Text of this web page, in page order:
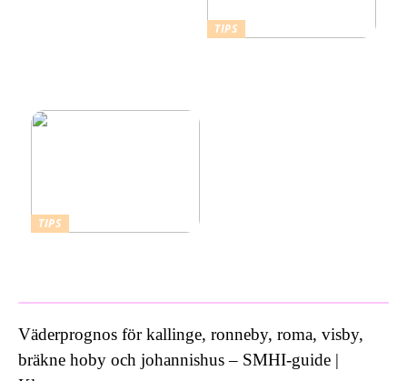
TIPS
TIPS
Väderprognos för kallinge, ronneby, roma, visby,
bräkne hoby och johannishus – SMHI-guide |